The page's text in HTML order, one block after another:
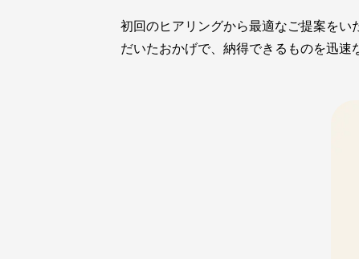
初回のヒアリングから最適なご提案を
だいたおかげで、納得できるものを迅速